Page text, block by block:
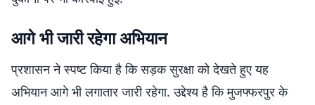
आगे भी जारी रहेगा अभियान
प्रशासन ने स्पष्ट किया है कि सड़क सुरक्षा को देखते हुए यह
अभियान आगे भी लगातार जारी रहेगा. उद्देश्य है कि मुजफ्फरपुर के